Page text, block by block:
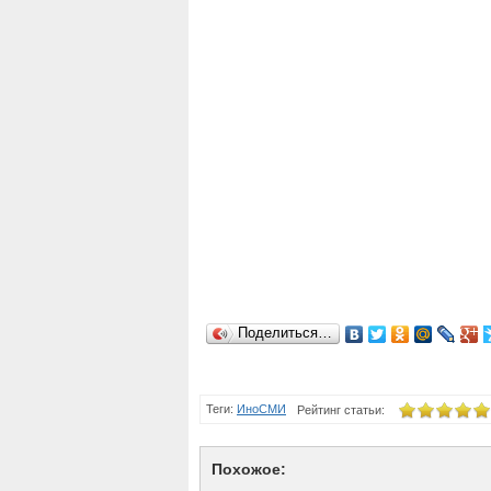
Поделиться…
Теги: ИноСМИ Рейтинг статьи:
Похожое: